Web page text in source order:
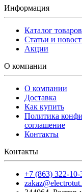
Информация
Каталог товаров
Статьи и
Акции
О компании
О компании
Доставка
Как купить
Политика
соглашение
Контакты
Контакты
+7 (863) 322-10-